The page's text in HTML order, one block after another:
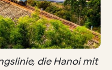
die Hanoi mit